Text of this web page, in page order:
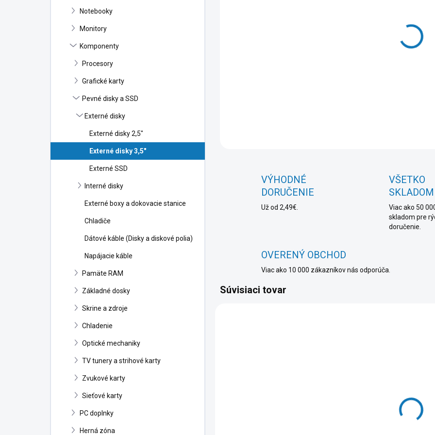
Notebooky
Monitory
Komponenty
Procesory
Grafické karty
Pevné disky a SSD
Externé disky
Externé disky 2,5"
Externé disky 3,5"
Externé SSD
Interné disky
Externé boxy a dokovacie stanice
Chladiče
Dátové káble (Disky a diskové polia)
Napájacie káble
Pamäte RAM
Základné dosky
Skrine a zdroje
Chladenie
Optické mechaniky
TV tunery a strihové karty
Zvukové karty
Sieťové karty
PC doplnky
Herná zóna
VÝHODNÉ
DORUČENIE
Už od 2,49€.
VŠETKO
SKLADOM
Viac ako 50
skladom pre
doručenie.
OVERENÝ OBCHOD
Viac ako 10 000 zákazníkov nás odporúča.
Súvisiaci tovar
Desktop/10TB/HDD/